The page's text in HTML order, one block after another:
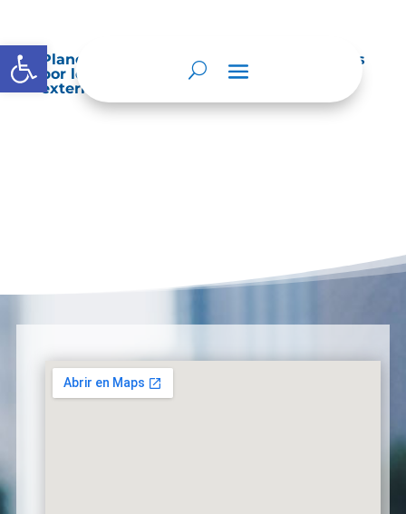
Abrir barra de herramientas
Planes de Mejoramiento vigentes exigidos
por los entes de control o auditoría
externos o internos.